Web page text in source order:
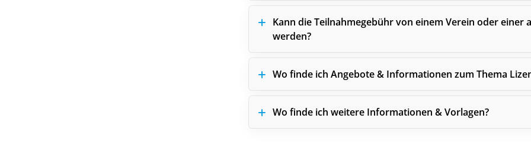
Kann die Teilnahmegebühr von einem Verein oder
werden?
Wo finde ich Angebote & Informationen zum Thema
Wo finde ich weitere Informationen & Vorlagen?